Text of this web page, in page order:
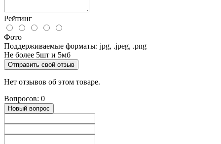
Рейтинг
Фото
Поддерживаемые форматы: jpg, .jpeg, .png
Не более 5шт и 5мб
Отправить свой отзыв
Нет отзывов об этом товаре.
Вопросов: 0
Новый вопрос